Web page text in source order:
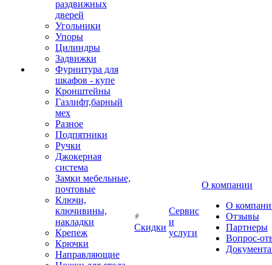
раздвижных
дверей
Угольники
Упоры
Цилиндры
Задвижки
Фурнитура для
шкафов - купе
Кронштейны
Газлифт,барный
мех
Разное
Подпятники
Ручки
Джокерная
система
Замки мебельные,
почтовые
Ключи,
ключивины,
накладки
Крепеж
Крючки
Направляющие
Скидки
Сервис
и
услуги
О компании
О
Отзывы
Партнеры
Вопрос-